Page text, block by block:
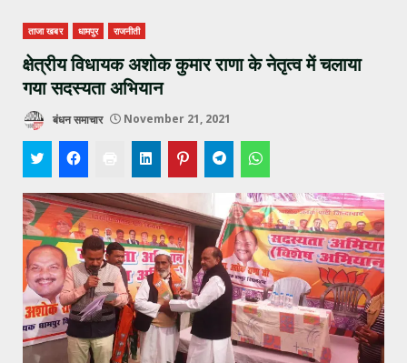
ताजा खबर धामपुर राजनीती
क्षेत्रीय विधायक अशोक कुमार राणा के नेतृत्व में चलाया
गया सदस्यता अभियान
बंधन समाचार November 21, 2021